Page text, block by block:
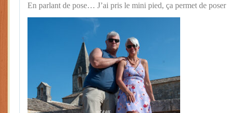
En parlant de pose… J’ai pris le mini pied, ça permet de